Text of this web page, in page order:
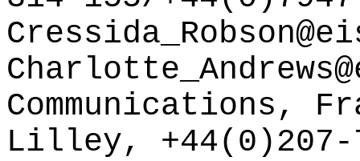
Communications,
Lilley, +44(0)207-